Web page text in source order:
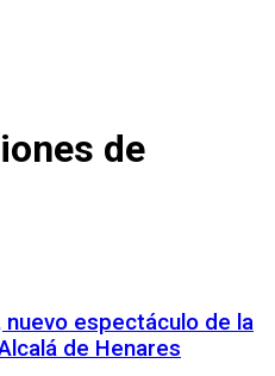
de
nuevo espectáculo de la
de Henares